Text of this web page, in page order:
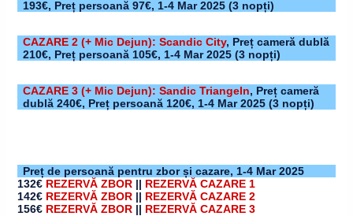
193€, Preț persoană 97€, 1-4 Mar 2025(3 nopți)
CAZARE 2 (+ Mic Dejun): Scandic City, Preț cameră dublă
210€, Preț persoană 105€, 1-4 Mar 2025(3 nopți)
CAZARE 3 (+ Mic Dejun): Sandic Triangeln, Preț cameră
dublă 240€, Preț persoană 120€, 1-4 Mar 2025(3 nopți)
Preț de persoană pentru zbor și cazare, 1-4 Mar 2025
132€ REZERVĂ ZBOR|| REZERVĂ CAZARE 1
142€ REZERVĂ ZBOR|| REZERVĂ CAZARE 2
156€ REZERVĂ ZBOR|| REZERVĂ CAZARE 3